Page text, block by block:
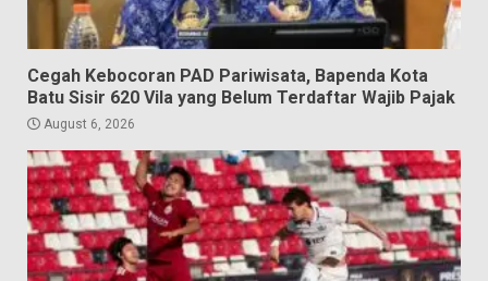
Cegah Kebocoran PAD Pariwisata, Bapenda Kota
Batu Sisir 620 Vila yang Belum Terdaftar Wajib Pajak
August 6, 2026